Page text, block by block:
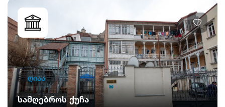
ღიაა
სამღებროს ქუჩა